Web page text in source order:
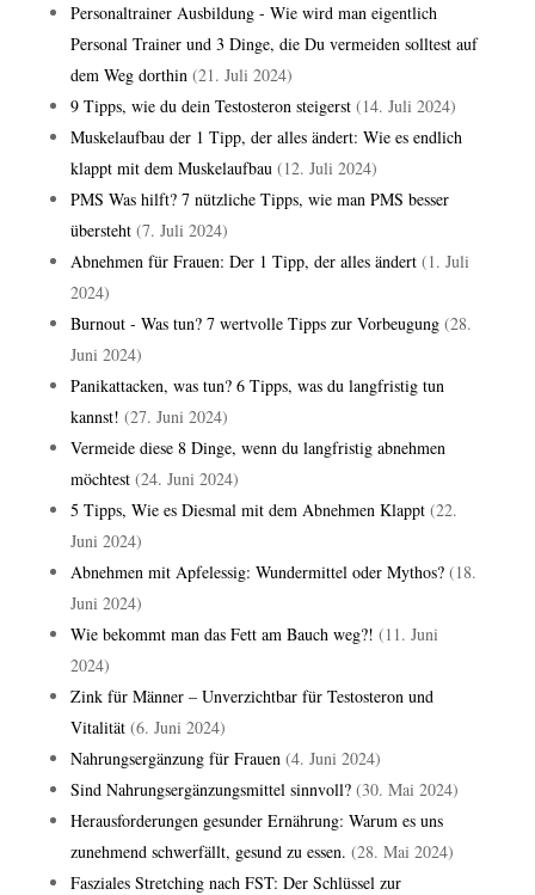
Personaltrainer Ausbildung - Wie wird man eigentlich
Personal Trainer und 3 Dinge, die Du vermeiden solltest auf
dem Weg dorthin (21. Juli 2024)
9 Tipps, wie du dein Testosteron steigerst (14. Juli 2024)
Muskelaufbau der 1 Tipp, der alles ändert: Wie es endlich
klappt mit dem Muskelaufbau (12. Juli 2024)
PMS Was hilft? 7 nützliche Tipps, wie man PMS besser
übersteht (7. Juli 2024)
Abnehmen für Frauen: Der 1 Tipp, der alles ändert (1. Juli
2024)
Burnout - Was tun? 7 wertvolle Tipps zur Vorbeugung (28.
Juni 2024)
Panikattacken, was tun? 6 Tipps, was du langfristig tun
kannst! (27. Juni 2024)
Vermeide diese 8 Dinge, wenn du langfristig abnehmen
möchtest (24. Juni 2024)
5 Tipps, Wie es Diesmal mit dem Abnehmen Klappt (22.
Juni 2024)
Abnehmen mit Apfelessig: Wundermittel oder Mythos? (18.
Juni 2024)
Wie bekommt man das Fett am Bauch weg?! (11. Juni
2024)
Zink für Männer – Unverzichtbar für Testosteron und
Vitalität (6. Juni 2024)
Nahrungsergänzung für Frauen (4. Juni 2024)
Sind Nahrungsergänzungsmittel sinnvoll? (30. Mai 2024)
Herausforderungen gesunder Ernährung: Warum es uns
zunehmend schwerfällt, gesund zu essen. (28. Mai 2024)
Fasziales Stretching nach FST: Der Schlüssel zur